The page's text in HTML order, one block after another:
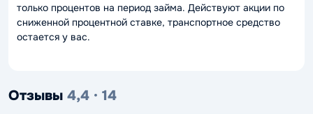
только процентов на период займа. Действуют акции по
сниженной процентной ставке, транспортное средство
остается у вас.
Отзывы 4,4 · 14